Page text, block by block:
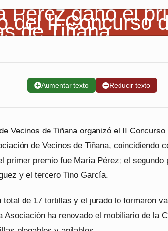
➕Aumentar texto ➖Reducir texto
Vecinos de Tiñana organizó el II Concurso
de Vecinos de Tiñana, coincidiendo
primer premio fue María Pérez; el segundo
y el tercero Tino García.
total de 17 tortillas y el jurado lo formaron
Asociación ha renovado el mobiliario de la